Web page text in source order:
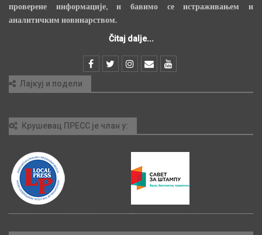
проверене информације, и бавимо се истраживањем и
аналитичким новинарством.
Čitaj dalje...
Лајкуј и подели
Крушевац ПРЕСС је члан у: